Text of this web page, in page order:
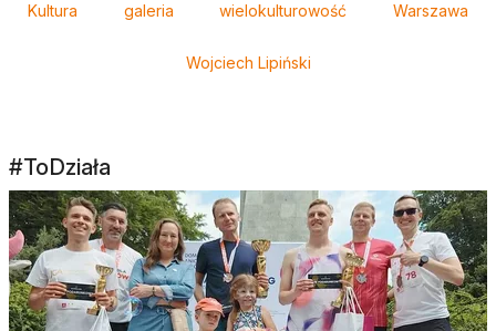
Kultura galeria wielokulturowość Warszawa
Wojciech Lipiński
#ToDziała